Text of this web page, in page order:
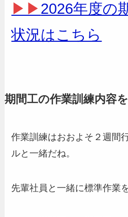
▶▶2026年度の
状況はこちら
期間工の作業訓練内容
作業訓練はおおよそ２週間
ルと一緒だね。
先輩社員と一緒に標準作業